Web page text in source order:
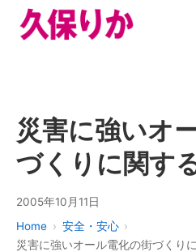
災害に強いオ
づくりに関す
2005年10月11日
Home
安全・安心
災害に強いオール電化の街づくり